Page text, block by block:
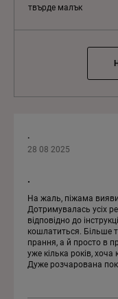
твърде малък
.
28 08 2025
.
На жаль, піжама
Дотримувалась усіх
відповідно до
кошлатиться. Більше
прання, а й просто в
уже кілька років, хоча
Дуже розчарована